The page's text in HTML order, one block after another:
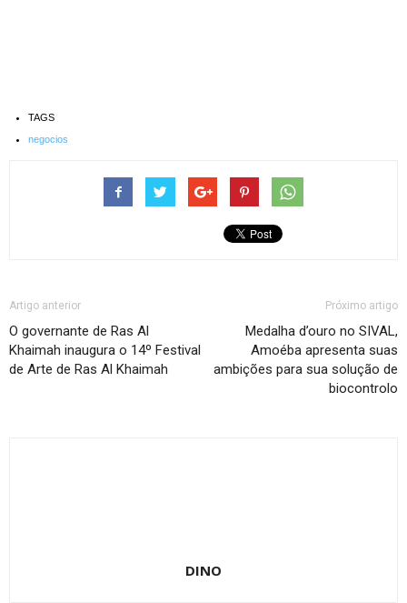
TAGS
negocios
Artigo anterior
O governante de Ras Al
Khaimah inaugura o 14º Festival
de Arte de Ras Al Khaimah
Próximo artigo
Medalha d’ouro no SIVAL,
Amoéba apresenta suas
ambições para sua solução de
biocontrolo
DINO